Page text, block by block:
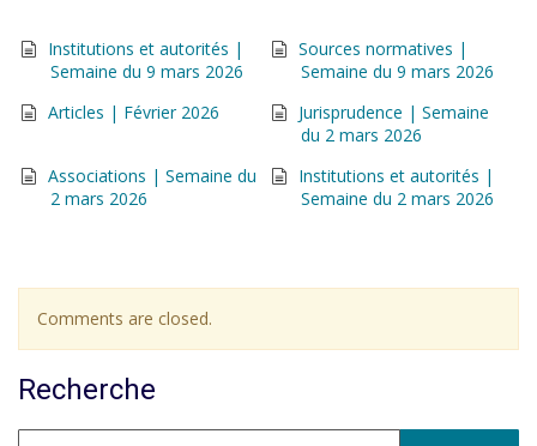
Institutions et autorités |
Semaine du 9 mars 2026
Sources normatives |
Semaine du 9 mars 2026
Articles | Février 2026
Jurisprudence | Semaine
du 2 mars 2026
Associations | Semaine du
2 mars 2026
Institutions et autorités |
Semaine du 2 mars 2026
Comments are closed.
Recherche